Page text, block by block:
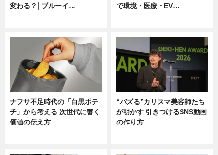
変わる？│ブルーイ…
で環境・医療・EV…
ナフサ不足時代の「白黒ポテ
チ」から考える 次世代に響く
価値の伝え方
“バズる”カリスマ美容師たち
が明かす 引きつけるSNS動画
の作り方